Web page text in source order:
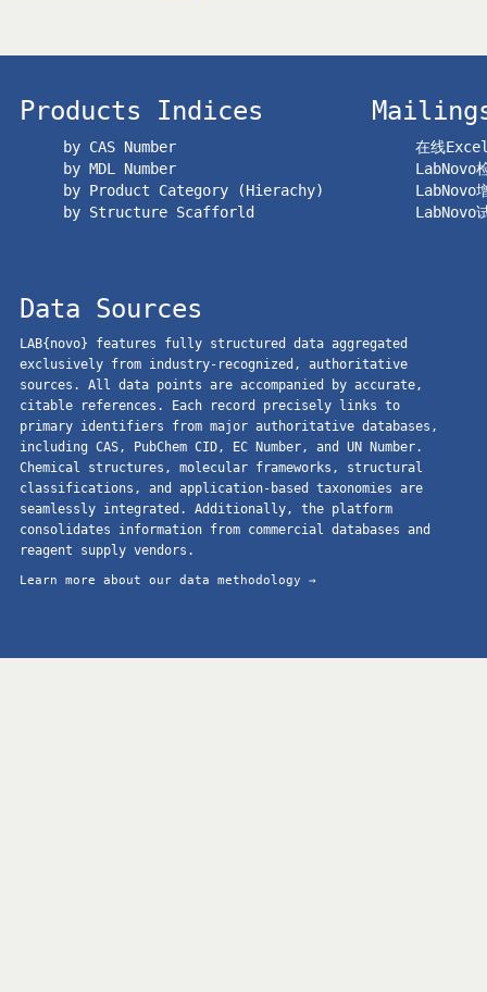
Products Indices
by CAS Number
by MDL Number
by Product Category (Hierachy)
by Structure Scafforld
在线
LabNovo
LabNovo
LabNovo
Data Sources
LAB{novo} features fully structured data aggregated
exclusively from industry-recognized, authoritative
sources. All data points are accompanied by accurate,
citable references. Each record precisely links to
primary identifiers from major authoritative databases,
including CAS, PubChem CID, EC Number, and UN Number.
Chemical structures, molecular frameworks, structural
classifications, and application-based taxonomies are
seamlessly integrated. Additionally, the platform
consolidates information from commercial databases and
reagent supply vendors.
Learn more about our data methodology →